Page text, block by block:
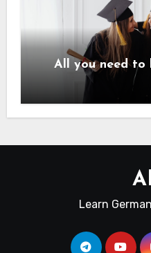
All you need to
Learn